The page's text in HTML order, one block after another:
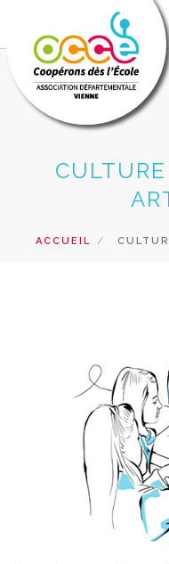
ACTIONS
CONTACT
ACCUEIL